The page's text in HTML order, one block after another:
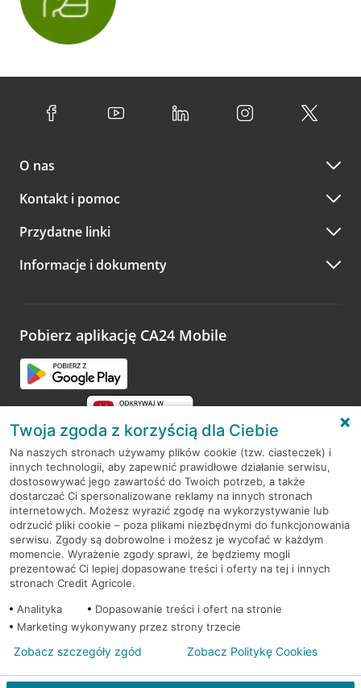
O nas
Kontakt i pomoc
Przydatne linki
Informacje i dokumenty
Pobierz aplikację CA24 Mobile
RODO
Regulamin serwisu
Mapa serwisu
PolitykaCookies
© 2026 Credit Agricole Bank Polska S.A. Wszelkie prawa zastrzeżone
Twoja zgoda z korzyścią dla Ciebie
Na naszych stronach używamy plików cookie (tzw. ciasteczek) i
innych technologii, aby zapewnić prawidłowe działanie serwisu,
dostosowywać jego zawartość do Twoich potrzeb, a także
dostarczać Ci spersonalizowane reklamy na innych stronach
internetowych. Możesz wyrazić zgodę na wykorzystywanie lub
odrzucić pliki cookie – poza plikami niezbędnymi do funkcjonowania
serwisu. Zgody są dobrowolne i możesz je wycofać w każdym
momencie. Wyrażenie zgody sprawi, że będziemy mogli
prezentować Ci lepiej dopasowane treści i oferty na tej i innych
stronach Credit Agricole.
Analityka
Dopasowanie treści i ofert na stronie
Marketing wykonywany przez strony trzecie
Zobacz szczegóły zgód Zobacz Politykę Cookies